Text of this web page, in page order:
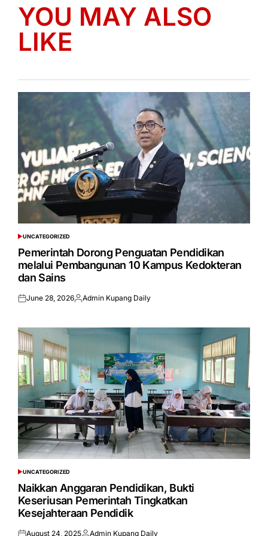
YOU MAY ALSO
LIKE
POSTED
IN
UNCATEGORIZED
Pemerintah Dorong Penguatan Pendidikan
melalui Pembangunan 10 Kampus Kedokteran
dan Sains
Posted
June 28, 2026Posted
Admin Kupang Daily
POSTED
IN
UNCATEGORIZED
Naikkan Anggaran Pendidikan, Bukti
Keseriusan Pemerintah Tingkatkan
Kesejahteraan Pendidik
August 24, 2025 Admin Kupang Daily